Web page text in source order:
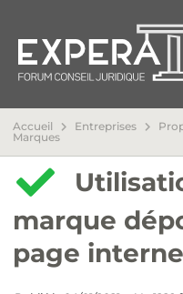
Accueil Entreprises
Marques
marque
page